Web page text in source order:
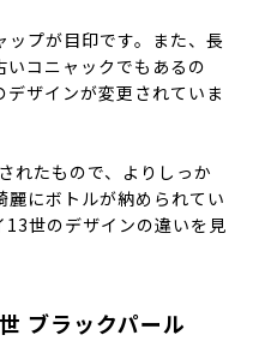
プが目印です。また、長
コニャックでもあるの
ザインが変更されていま
れたもので、よりしっか
麗にボトルが納められてい
13世のデザインの違いを見
ブラックパール